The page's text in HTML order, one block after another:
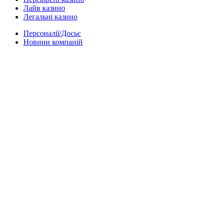
Лайв казино
Легальні казино
Персоналії/Досьє
Новини компаній